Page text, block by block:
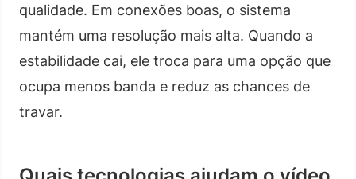
qualidade. Em conexões boas, o sistema
mantém uma resolução mais alta. Quando a
estabilidade cai, ele troca para uma opção que
ocupa menos banda e reduz as chances de
travar.